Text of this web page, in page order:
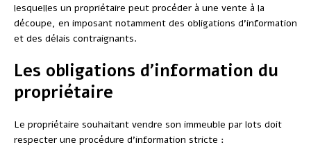
lesquelles un propriétaire peut procéder à une vente à la
découpe, en imposant notamment des obligations d’information
et des délais contraignants.
Les obligations d’information du
propriétaire
Le propriétaire souhaitant vendre son immeuble par lots doit
respecter une procédure d’information stricte :